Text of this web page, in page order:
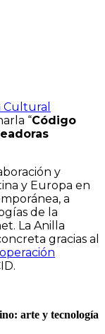
Cultural
“Código
y
y Europa en
a
de la
La Anilla
gracias al
arte y tecnología